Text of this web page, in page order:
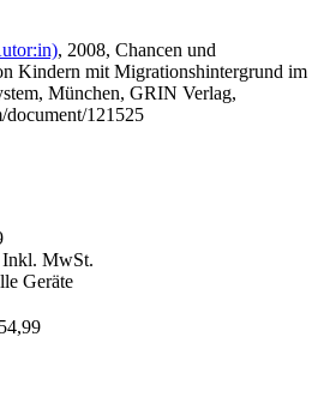
, 2008, Chancen und
Kindern mit Migrationshintergrund im
München, GRIN Verlag,
121525
Inkl. MwSt.
Geräte